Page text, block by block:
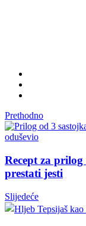
Prethodno
Recept za
prestati jesti
Slijedeće